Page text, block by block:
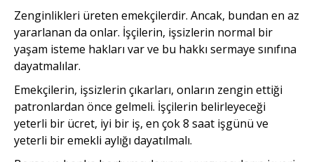
Zenginlikleri üreten emekçilerdir. Ancak, bundan en az
yararlanan da onlar. İşçilerin, işsizlerin normal bir
yaşam isteme hakları var ve bu hakkı sermaye sınıfına
dayatmalılar.
Emekçilerin, işsizlerin çıkarları, onların zengin ettiği
patronlardan önce gelmeli. İşçilerin belirleyeceği
yeterli bir ücret, iyi bir iş, en çok 8 saat işgünü ve
yeterli bir emekli aylığı dayatılmalı.